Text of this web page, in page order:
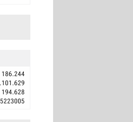
186.244
194.628